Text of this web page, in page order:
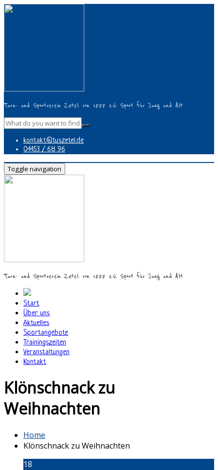
Turn- und Sportverein Zetel von 1888 e.V. Sport für Jung und Alt
kontakt@tuszetel.de
04453 / 68 96
Toggle navigation
Turn- und Sportverein Zetel von 1888 e.V. Sport für Jung und Alt
Start
Über uns
Aktuelles
Sportangebote
Trainingszeiten
Veranstaltungen
Kontakt
Klönschnack zu
Weihnachten
Home
Klönschnack zu Weihnachten
18